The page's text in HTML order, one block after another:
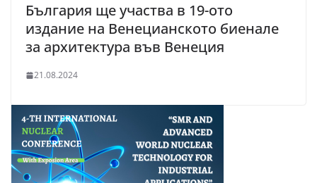
България ще участва в 19-ото
издание на Венецианското биенале
за архитектура във Венеция
21.08.2024